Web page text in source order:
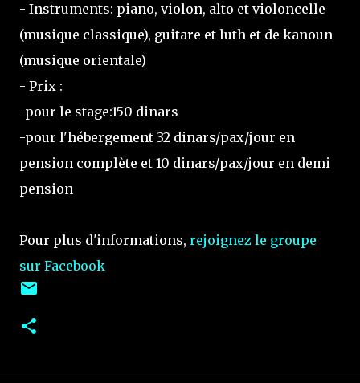
- Instruments: piano, violon, alto et violoncelle
(musique classique), guitare et luth et de kanoun
(musique orientale)
- Prix :
-pour le stage:150 dinars
-pour l'hébergement 32 dinars/pax/jour en
pension complète et 10 dinars/pax/jour en demi
pension
Pour plus d'informations, rejoignez le groupe
sur Facebook